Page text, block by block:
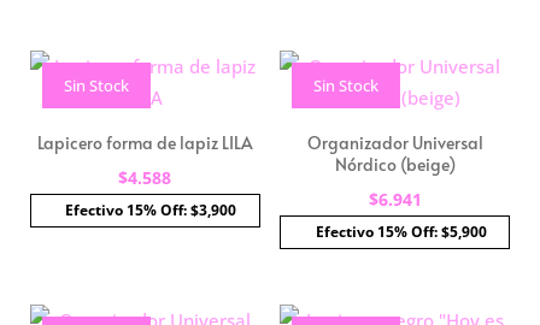
Sin Stock
Lapicero forma de lapiz LILA
$4.588
Efectivo 15% Off: $3,900
Sin Stock
Organizador Universal
Nórdico (beige)
$6.941
Efectivo 15% Off: $5,900